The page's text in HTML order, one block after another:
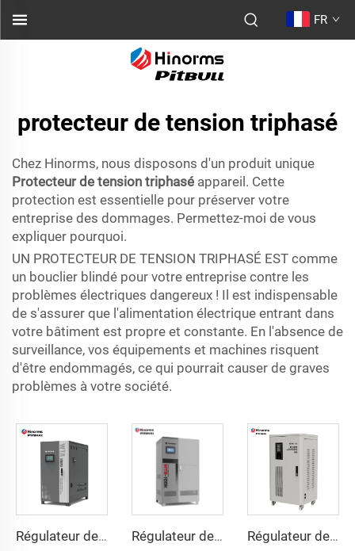
FR
protecteur de tension triphasé
Chez Hinorms, nous disposons d'un produit unique
Protecteur de tension triphasé appareil. Cette
protection est essentielle pour préserver votre
entreprise des dommages. Permettez-moi de vous
expliquer pourquoi.
UN PROTECTEUR DE TENSION TRIPHASÉ EST comme
un bouclier blindé pour votre entreprise contre les
problèmes électriques dangereux ! Il est indispensable
de s'assurer que l'alimentation électrique entrant dans
votre bâtiment est propre et constante. En l'absence de
surveillance, vos équipements et machines risquent
d'être endommagés, ce qui pourrait causer de graves
problèmes à votre société.
Régulateur de Tension Triphasé à Moteur Servo WTA Série Régulateur de Tension à Moteur Servo Triphasé Série WTB Régulateur de Tension à Moteur Servo Triphasé Série TNSB